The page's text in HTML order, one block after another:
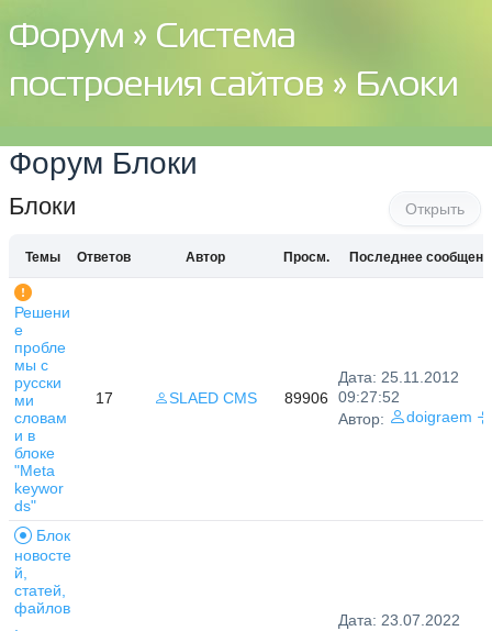
Форум » Система
построения сайтов » Блоки
Форум Блоки
Открыть
Блоки
Темы Ответов Автор Просм. Последнее
Решени
е
пробле
мы с
русски
ми
словам
и в
блоке
"Meta
keywor
ds"
17 SLAED CMS 89906
Дата: 25.11.2012
09:27:52
Автор:
doigraem
Блок
новосте
й,
статей,
файлов
Дата: 23.07.2022